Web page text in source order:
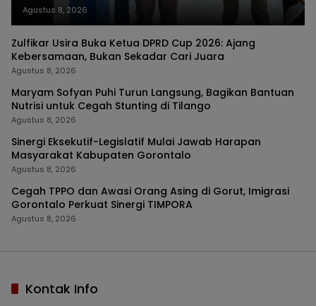
Agustus 8, 2026
Zulfikar Usira Buka Ketua DPRD Cup 2026: Ajang
Kebersamaan, Bukan Sekadar Cari Juara
Agustus 8, 2026
Maryam Sofyan Puhi Turun Langsung, Bagikan Bantuan
Nutrisi untuk Cegah Stunting di Tilango
Agustus 8, 2026
Sinergi Eksekutif-Legislatif Mulai Jawab Harapan
Masyarakat Kabupaten Gorontalo
Agustus 8, 2026
Cegah TPPO dan Awasi Orang Asing di Gorut, Imigrasi
Gorontalo Perkuat Sinergi TIMPORA
Agustus 8, 2026
Kontak Info